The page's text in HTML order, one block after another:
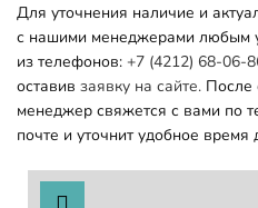
Для уточнения наличие и
с нашими менеджерами любым
из телефонов: +7 (4212) 68-06-
оставив заявку на сайте. После
менеджер свяжется с вами по
почте и уточнит удобное время